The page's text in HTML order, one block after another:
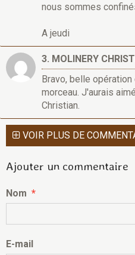
nous sommes
A jeudi
3. MOLINERY
Bravo, belle
morceau. J'aurais
Christian.
VOIR PLUS DE
Ajouter un commentaire
Nom
E-mail